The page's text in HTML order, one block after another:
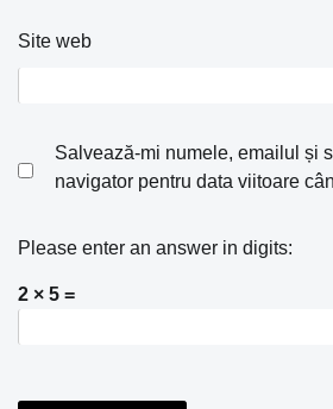
Site web
Salvează-mi numele, emailul și
navigator pentru data viitoare
Please enter an answer in digits:
2 × 5 =